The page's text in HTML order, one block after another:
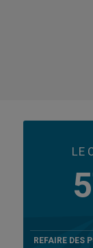
LE
REFAIRE DES